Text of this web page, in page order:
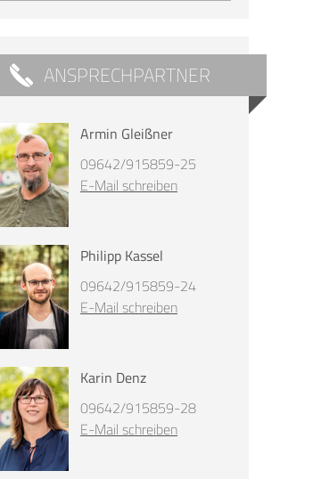
ANSPRECHPARTNER
Armin Gleißner
09642/915859-25
E-Mail schreiben
Philipp Kassel
09642/915859-24
E-Mail schreiben
Karin Denz
09642/915859-28
E-Mail schreiben